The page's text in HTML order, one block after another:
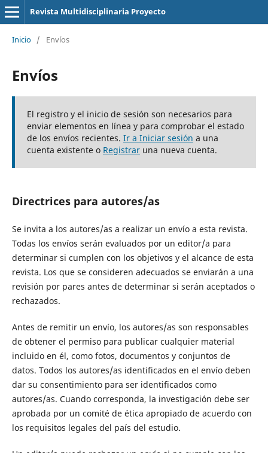
Revista Multidisciplinaria Proyecto
Inicio / Envíos
Envíos
El registro y el inicio de sesión son necesarios para
enviar elementos en línea y para comprobar el estado
de los envíos recientes. Ir a Iniciar sesión a una
cuenta existente o Registraruna nueva cuenta.
Directrices para autores/as
Se invita a los autores/as a realizar un envío a esta revista.
Todas los envíos serán evaluados por un editor/a para
determinar si cumplen con los objetivos y el alcance de esta
revista. Los que se consideren adecuados se enviarán a una
revisión por pares antes de determinar si serán aceptados o
rechazados.
Antes de remitir un envío, los autores/as son responsables
de obtener el permiso para publicar cualquier material
incluido en él, como fotos, documentos y conjuntos de
datos. Todos los autores/as identificados en el envío deben
dar su consentimiento para ser identificados como
autores/as. Cuando corresponda, la investigación debe ser
aprobada por un comité de ética apropiado de acuerdo con
los requisitos legales del país del estudio.